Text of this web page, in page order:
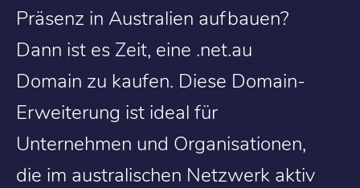
Präsenz in Australien aufbauen?
Dann ist es Zeit, eine .net.au
Domain zu kaufen. Diese Domain-
Erweiterung ist ideal für
Unternehmen und Organisationen,
die im australischen Netzwerk aktiv